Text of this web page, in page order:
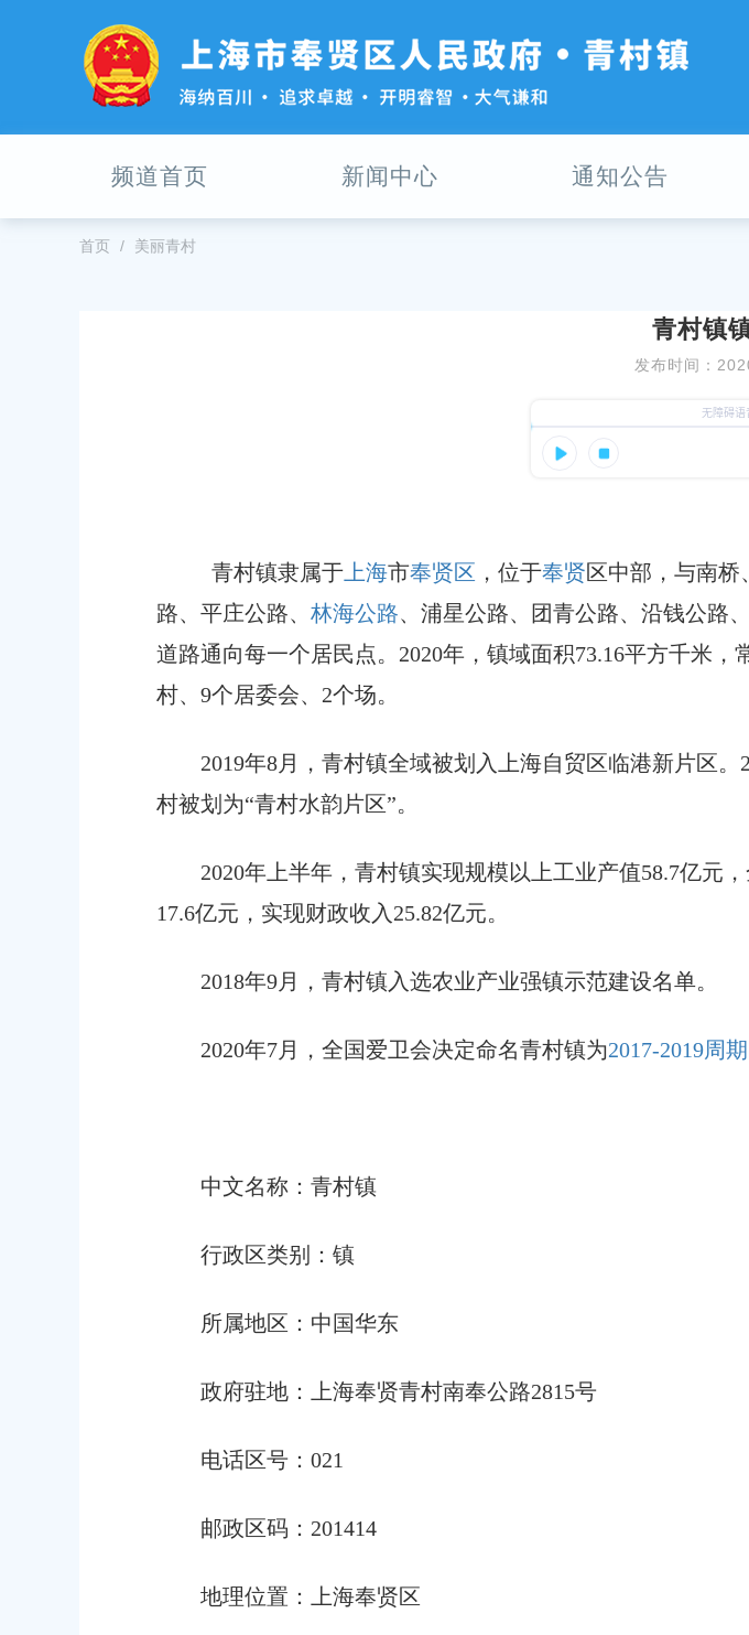
到
频道首页 新闻中心 通知公告
首页 美丽青村
青村镇
发布时间：
青村镇隶属于 上海市奉贤区 ，位于奉贤区中部，与南桥、
路、平庄公路、 林海公路、浦星公路、团青公路、沿钱公路
道路通向每一个居民点。 2020年，镇域面积73.16平方千米，
村、9个居委会、2个场。
2019年8月，青村镇全域被划入上海自贸区临港新片区
村被划为“青村水韵片区”。
2020年上半年，青村镇实现规模以上工业产值58.7亿元
17.6亿元，实现财政收入25.82亿元。
2018年9月，青村镇入选农业产业强镇示范建设名单。
2020年7月，全国爱卫会决定命名青村镇为2017-2019周
中文名称 ： 青村镇
行政区类别 ： 镇
所属地区 ： 中国华东
政府驻地 ： 上海奉贤青村南奉公路2815号
电话区号 ： 021
邮政区码 ： 201414
地理位置 ： 上海奉贤区